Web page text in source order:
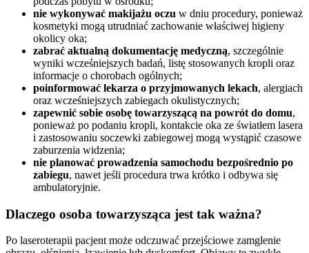
nie wykonywać makijażu oczu w dniu procedury, ponieważ
kosmetyki mogą utrudniać zachowanie właściwej higieny
okolicy oka;
zabrać aktualną dokumentację medyczną, szczególnie
wyniki wcześniejszych badań, listę stosowanych kropli oraz
informacje o chorobach ogólnych;
poinformować lekarza o przyjmowanych lekach, alergiach
oraz wcześniejszych zabiegach okulistycznych;
zapewnić sobie osobę towarzyszącą na powrót do domu,
ponieważ po podaniu kropli, kontakcie oka ze światłem lasera
i zastosowaniu soczewki zabiegowej mogą wystąpić czasowe
zaburzenia widzenia;
nie planować prowadzenia samochodu bezpośrednio po
zabiegu, nawet jeśli procedura trwa krótko i odbywa się
ambulatoryjnie.
Dlaczego osoba towarzysząca jest tak ważna?
Po laseroterapii pacjent może odczuwać przejściowe zamglenie